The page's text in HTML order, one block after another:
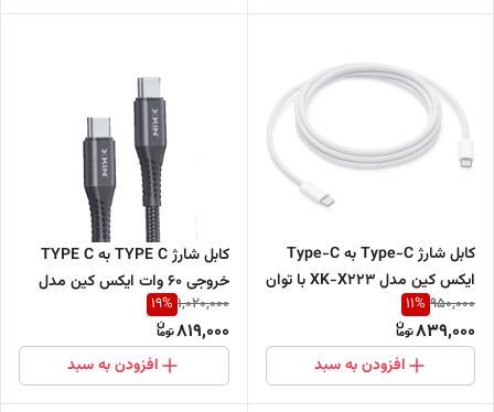
کابل شارژ Type-C به Type-C
ایکس کین مدل XK-X223 با توان
240 وات و طول 2 متر
950,000
11%
839,000
افزودن به سبد
کابل شارژ TYPE C به TYPE C
خروجی 60 وات ایکس کین مدل
XK-X135
1,020,000
19%
819,000
افزودن به سبد